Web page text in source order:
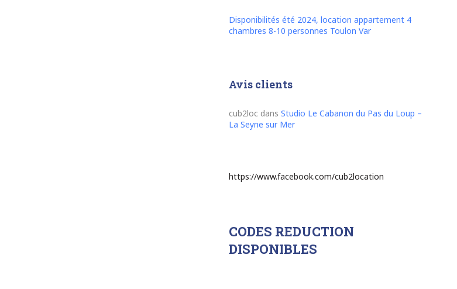
Disponibilités été 2024, location appartement 4
chambres 8-10 personnes Toulon Var
Avis clients
cub2locdans Studio Le Cabanon du Pas du Loup –
La Seyne sur Mer
https://www.facebook.com/cub2location
CODES REDUCTION
DISPONIBLES